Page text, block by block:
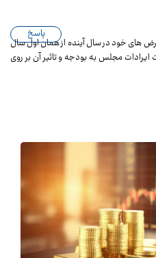
های خود در سال آینده از همان اول سال
ایرادات مجلس به بودجه و تاثیر آن بر روی
پاسخ